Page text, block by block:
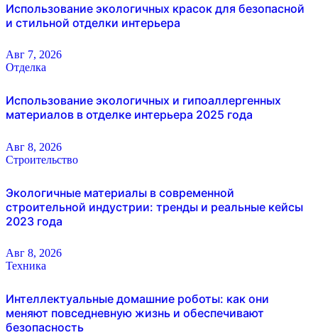
Использование экологичных красок для безопасной
и стильной отделки интерьера
Авг 7, 2026
Отделка
Использование экологичных и гипоаллергенных
материалов в отделке интерьера 2025 года
Авг 8, 2026
Строительство
Экологичные материалы в современной
строительной индустрии: тренды и реальные кейсы
2023 года
Авг 8, 2026
Техника
Интеллектуальные домашние роботы: как они
меняют повседневную жизнь и обеспечивают
безопасность